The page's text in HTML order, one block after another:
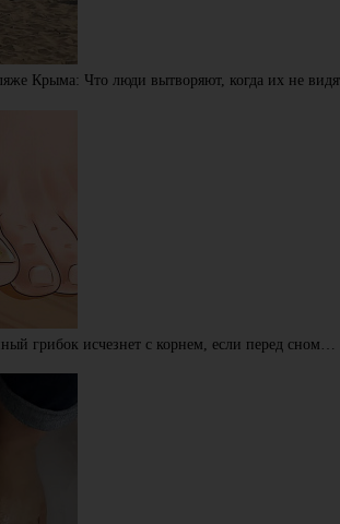
Крыма: Что люди вытворяют, когда их не
грибок исчезнет с корнем, если перед сном…